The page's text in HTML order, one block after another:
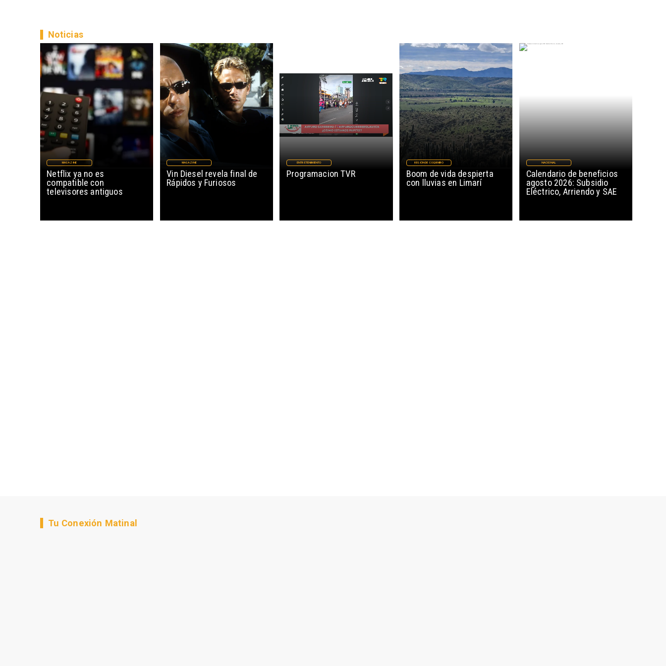
Netflix ya no es
compatible con
televisores antiguos
MAGAZINE
Noticias
Vin Diesel revela final de
Rápidos y Furiosos
MAGAZINE
Programacion TVR
ENTRETENIMIENTO
Boom de vida despierta
con lluvias en Limarí
REGIÓN DE COQUIMBO
Calendario de beneficios
agosto 2026: Subsidio
Eléctrico, Arriendo y SAE
NACIONAL
Tu Conexión Matinal